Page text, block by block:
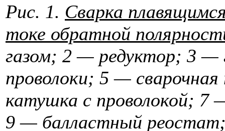
Рис. 1. Сварка
токе обратной
газом; 2 — редуктор; 3 —
проволоки; 5 —
катушка с проволокой;
9 — балластный